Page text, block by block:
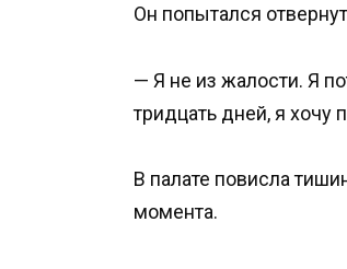
Он попытался
— Я не из жалости. Я
тридцать дней, я хочу
В палате повисла
момента.